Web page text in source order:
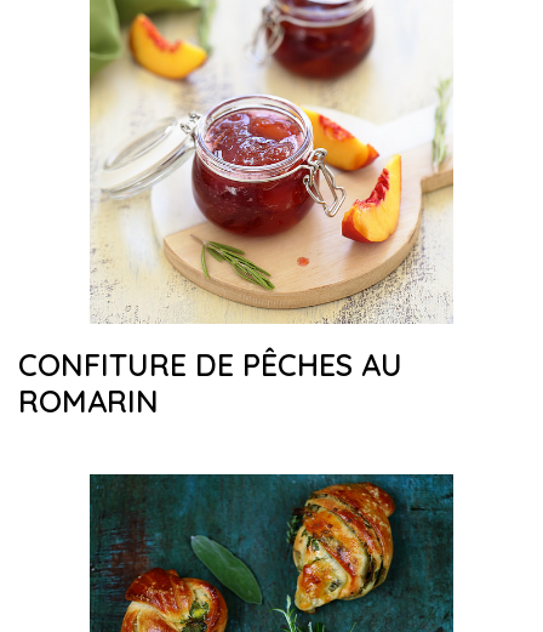
CONFITURE DE PÊCHES AU
ROMARIN